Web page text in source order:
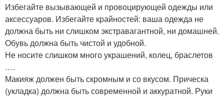
Избегайте вызывающей и провоцирующей одежды или
аксессуаров. Избегайте крайностей: ваша одежда не
должна быть ни слишком экстравагантной, ни домашней.
Обувь должна быть чистой и удобной.
Не носите слишком много украшений, колец, браслетов
….
Макияж должен быть скромным и со вкусом. Прическа
(укладка) должна быть современной и аккуратной. Руки